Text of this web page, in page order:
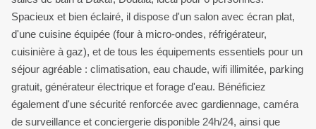
Spacieux et bien éclairé, il dispose d'un salon avec écran plat,
d'une cuisine équipée (four à micro-ondes, réfrigérateur,
cuisinière à gaz), et de tous les équipements essentiels pour un
séjour agréable : climatisation, eau chaude, wifi illimitée, parking
gratuit, générateur électrique et forage d'eau. Bénéficiez
également d'une sécurité renforcée avec gardiennage, caméra
de surveillance et conciergerie disponible 24h/24, ainsi que